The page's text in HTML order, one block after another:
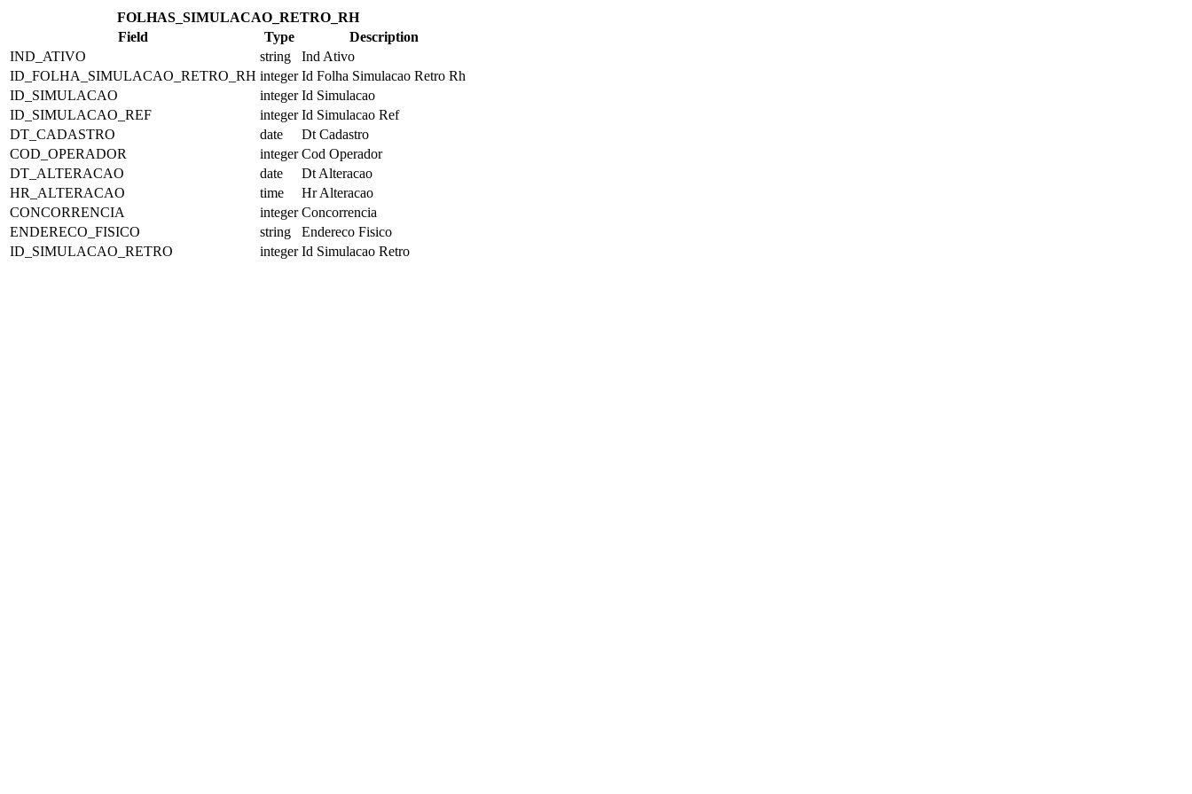
FOLHAS_SIMULACAO_RETRO_RH
Field
Type
Description
IND_ATIVO
string
Ind Ativo
ID_FOLHA_SIMULACAO_RETRO_RH integer Id Folha Simulacao Retro Rh
ID_SIMULACAO
integer Id Simulacao
ID_SIMULACAO_REF
integer Id Simulacao Ref
DT_CADASTRO
date
Dt Cadastro
COD_OPERADOR
integer Cod Operador
DT_ALTERACAO
date
Dt Alteracao
HR_ALTERACAO
time
Hr Alteracao
CONCORRENCIA
integer Concorrencia
ENDERECO_FISICO
string
Endereco Fisico
ID_SIMULACAO_RETRO
integer Id Simulacao Retro